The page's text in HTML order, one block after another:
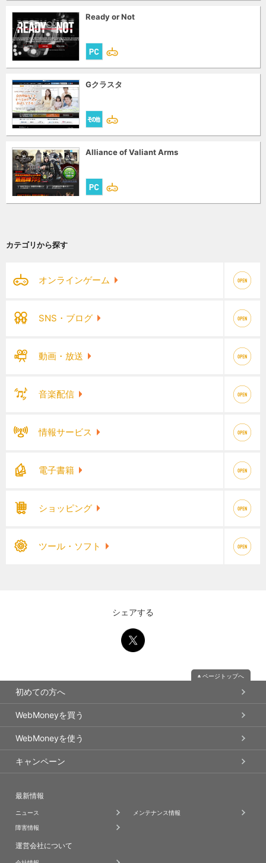
Ready or Not
Gクラスタ
Alliance of Valiant Arms
カテゴリから探す
オンラインゲーム
SNS・ブログ
動画・放送
音楽配信
情報サービス
電子書籍
ショッピング
ツール・ソフト
シェアする
ページトップへ
初めての方へ
WebMoneyを買う
WebMoneyを使う
キャンペーン
最新情報
ニュース メンテナンス情報
障害情報
運営会社について